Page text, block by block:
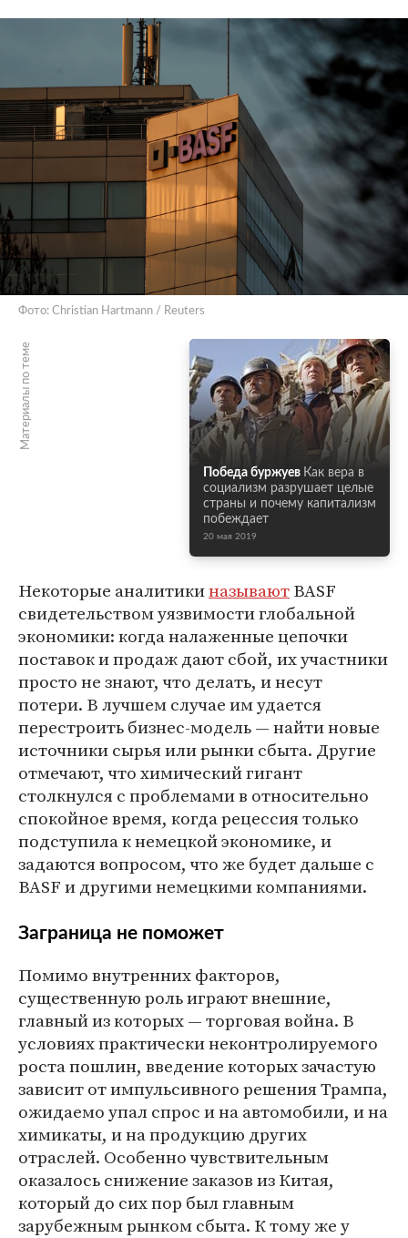
Фото: Christian Hartmann / Reuters
Материалы по теме
Победа буржуев Как вера в
социализм разрушает целые
страны и почему капитализм
побеждает
20 мая 2019
Некоторые аналитикиназываютBASF
свидетельством уязвимости глобальной
экономики: когда налаженные цепочки
поставок и продаж дают сбой, их участники
просто не знают, что делать, и несут
потери. В лучшем случае им удается
перестроить бизнес-модель — найти новые
источники сырья или рынки сбыта. Другие
отмечают, что химический гигант
столкнулся с проблемами в относительно
спокойное время, когда рецессия только
подступила к немецкой экономике, и
задаются вопросом, что же будет дальше с
BASF и другими немецкими компаниями.
Заграница не поможет
Помимо внутренних факторов,
существенную роль играют внешние,
главный из которых — торговая война. В
условиях практически неконтролируемого
роста пошлин, введение которых зачастую
зависит от импульсивного решения Трампа,
ожидаемо упал спрос и на автомобили, и на
химикаты, и на продукцию других
отраслей. Особенно чувствительным
оказалось снижение заказов из Китая,
который до сих пор был главным
зарубежным рынком сбыта. К тому же у